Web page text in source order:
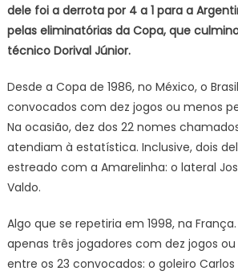
dele foi a derrota por 4 a 1 para a
pelas eliminatórias da Copa, que
técnico Dorival Júnior.
Desde a Copa de 1986, no México, o
convocados com dez jogos ou menos
Na ocasião, dez dos 22 nomes
atendiam à estatística. Inclusive, dois
estreado com a Amarelinha: o lateral
Valdo.
Algo que se repetiria em 1998, na
apenas três jogadores com dez jogos ou
entre os 23 convocados: o goleiro